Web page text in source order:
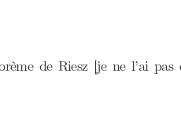
de Riesz [je ne l’ai